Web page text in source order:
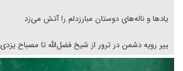
فریاد‌ها و ناله‌های دوستان مبارزدلم را آتش می‌زد
تغییر رویه دشمن در ترور از شیخ فضل‌الله تا مصباح یزدی